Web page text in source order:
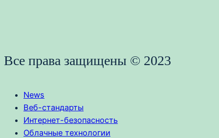
Все права защищены © 2023
News
Веб-стандарты
Интернет-безопасность
Облачные технологии